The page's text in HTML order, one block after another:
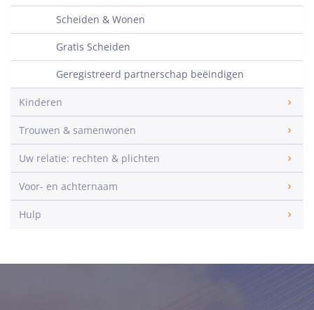
Scheiden & Wonen
Gratis Scheiden
Geregistreerd partnerschap beëindigen
Kinderen
Trouwen & samenwonen
Uw relatie: rechten & plichten
Voor- en achternaam
Hulp